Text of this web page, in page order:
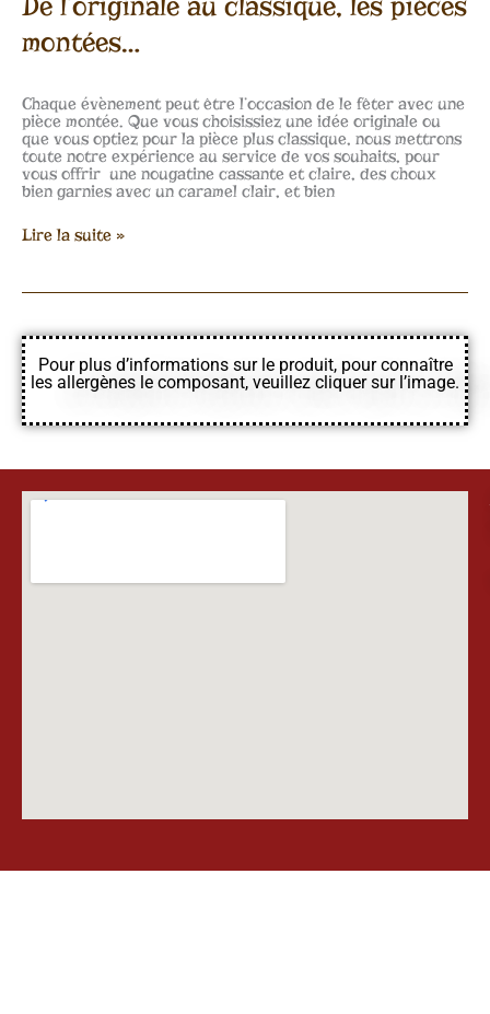
montées…
Chaque évènement peut être l’occasion de le fêter avec une
pièce montée. Que vous choisissiez une idée originale ou
que vous optiez pour la pièce plus classique, nous mettrons
toute notre expérience au service de vos souhaits, pour
vous offrir une nougatine cassante et claire, des choux
bien garnies avec un caramel clair, et bien
Lire la suite »
Pour plus d’informations sur le produit, pour connaître
les allergènes le composant, veuillez cliquer sur l’image.